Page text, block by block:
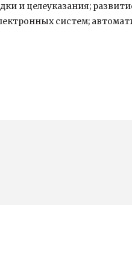
и целеуказания;
систем;